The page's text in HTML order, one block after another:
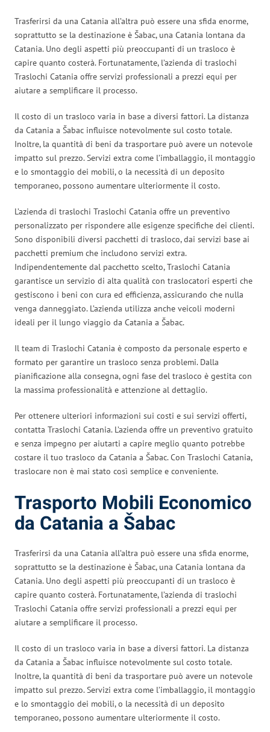
Trasferirsi da una Catania all’altra può essere una sfida enorme,
soprattutto se la destinazione è Šabac, una Catania lontana da
Catania. Uno degli aspetti più preoccupanti di un trasloco è
capire quanto costerà. Fortunatamente, l’azienda di traslochi
Traslochi Catania offre servizi professionali a prezzi equi per
aiutare a semplificare il processo.
Il costo di un trasloco varia in base a diversi fattori. La distanza
da Catania a Šabac influisce notevolmente sul costo totale.
Inoltre, la quantità di beni da trasportare può avere un notevole
impatto sul prezzo. Servizi extra come l’imballaggio, il montaggio
e lo smontaggio dei mobili, o la necessità di un deposito
temporaneo, possono aumentare ulteriormente il costo.
L’azienda di traslochi Traslochi Catania offre un preventivo
personalizzato per rispondere alle esigenze specifiche dei clienti.
Sono disponibili diversi pacchetti di trasloco, dai servizi base ai
pacchetti premium che includono servizi extra.
Indipendentemente dal pacchetto scelto, Traslochi Catania
garantisce un servizio di alta qualità con traslocatori esperti che
gestiscono i beni con cura ed efficienza, assicurando che nulla
venga danneggiato. L’azienda utilizza anche veicoli moderni
ideali per il lungo viaggio da Catania a Šabac.
Il team di Traslochi Catania è composto da personale esperto e
formato per garantire un trasloco senza problemi. Dalla
pianificazione alla consegna, ogni fase del trasloco è gestita con
la massima professionalità e attenzione al dettaglio.
Per ottenere ulteriori informazioni sui costi e sui servizi offerti,
contatta Traslochi Catania. L’azienda offre un preventivo gratuito
e senza impegno per aiutarti a capire meglio quanto potrebbe
costare il tuo trasloco da Catania a Šabac. Con Traslochi Catania,
traslocare non è mai stato così semplice e conveniente.
Trasporto Mobili Economico
da Catania a Šabac
Trasferirsi da una Catania all’altra può essere una sfida enorme,
soprattutto se la destinazione è Šabac, una Catania lontana da
Catania. Uno degli aspetti più preoccupanti di un trasloco è
capire quanto costerà. Fortunatamente, l’azienda di traslochi
Traslochi Catania offre servizi professionali a prezzi equi per
aiutare a semplificare il processo.
Il costo di un trasloco varia in base a diversi fattori. La distanza
da Catania a Šabac influisce notevolmente sul costo totale.
Inoltre, la quantità di beni da trasportare può avere un notevole
impatto sul prezzo. Servizi extra come l’imballaggio, il montaggio
e lo smontaggio dei mobili, o la necessità di un deposito
temporaneo, possono aumentare ulteriormente il costo.